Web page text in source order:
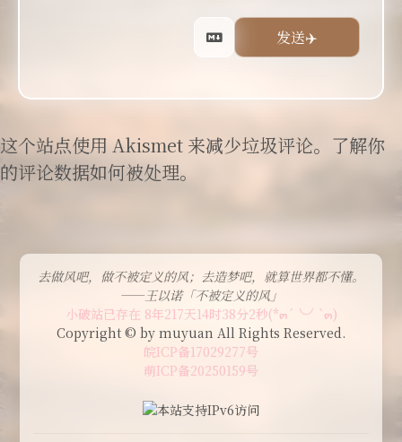
这个站点使用 Akismet 来减少垃圾评论。 了解你
的评论数据如何被处理。
去做风吧，做不被定义的风；去造梦吧，就算世界都不懂。
——王以诺「不被定义的风」
小破站已存在 8年217天14时38分3秒(*๓´╰╯`๓)
Copyright © by muyuan All Rights Reserved.
皖ICP备17029277号
萌ICP备20250159号